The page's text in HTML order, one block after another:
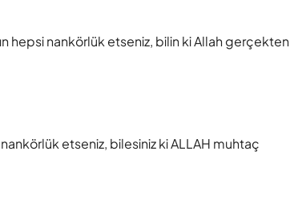
hepsi nankörlük etseniz, bilin ki Allah gerçekten
etseniz, bilesiniz ki ALLAH muhtaç